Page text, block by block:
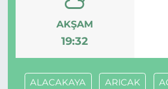
AKŞAM
19:32
ALACAKAYA ARICAK